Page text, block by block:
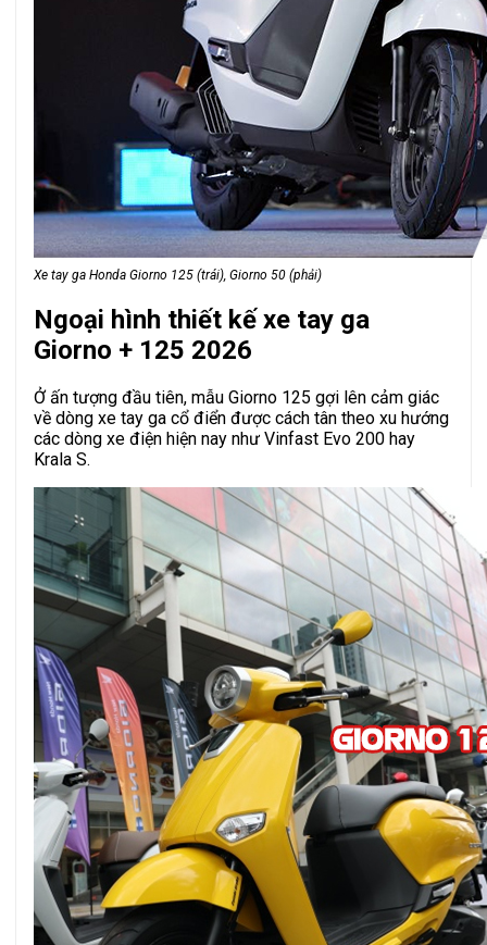
Xe tay ga Honda Giorno 125 (trái), Giorno 50 (phải)
Ngoại hình thiết kế xe tay ga
Giorno + 125 2026
Ở ấn tượng đầu tiên, mẫu Giorno 125 gợi lên cảm giác
về dòng xe tay ga cổ điển được cách tân theo xu hướng
các dòng xe điện hiện nay như Vinfast Evo 200 hay
Krala S.